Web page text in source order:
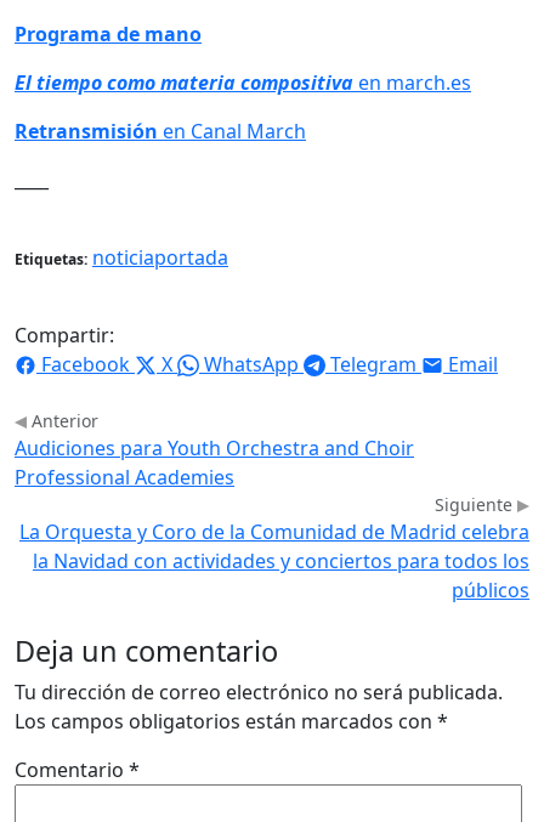
Programa de mano
Eltiempocomomateriacompositivaen march.es
Retransmisión en Canal March
Etiquetas: noticiaportada
Compartir:
Facebook
X WhatsApp Telegram Email
Anterior
Audiciones para Youth Orchestra and Choir
Professional Academies
Siguiente
La Orquesta y Coro de la Comunidad de Madrid celebra
la Navidad con actividades y conciertos para todos los
públicos
Deja un comentario
Tu dirección de correo electrónico no será publicada.
Los campos obligatorios están marcados con *
Comentario *